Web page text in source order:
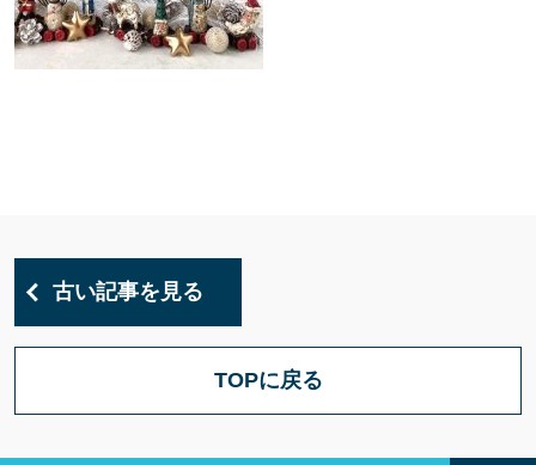
古い記事を見る
TOPに戻る